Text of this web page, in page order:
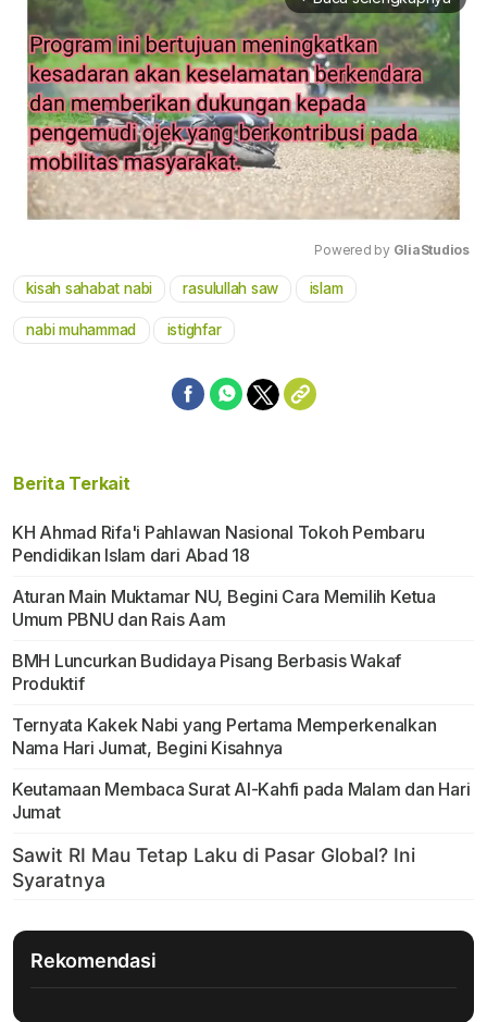
Powered by GliaStudios
kisah sahabat nabi rasulullah saw islam
nabi muhammad istighfar
Berita Terkait
KH Ahmad Rifa'i Pahlawan Nasional Tokoh Pembaru
Pendidikan Islam dari Abad 18
Aturan Main Muktamar NU, Begini Cara Memilih Ketua
Umum PBNU dan Rais Aam
BMH Luncurkan Budidaya Pisang Berbasis Wakaf
Produktif
Ternyata Kakek Nabi yang Pertama Memperkenalkan
Nama Hari Jumat, Begini Kisahnya
Keutamaan Membaca Surat Al-Kahfi pada Malam dan Hari
Jumat
Rekomendasi